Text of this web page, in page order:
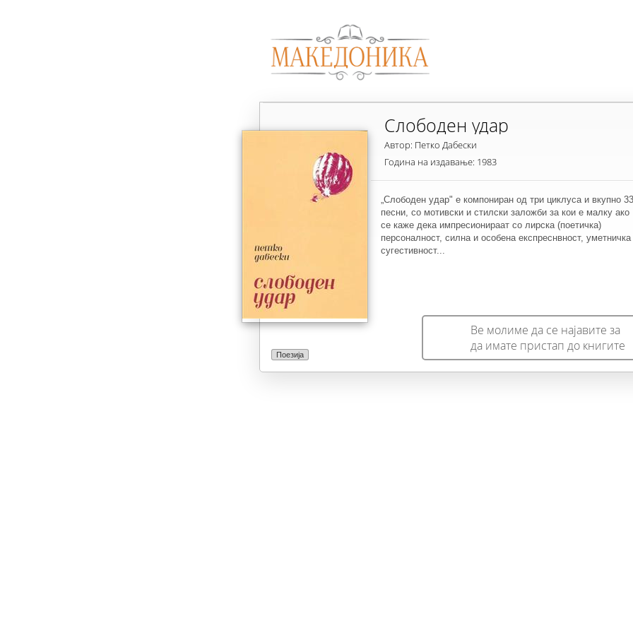
Поезија
Слободен удар
Автор: Петко Дабески
Година на издавање: 1983
„Слободен удар" е компониран од три циклуса и вкупно 33
песни, со мотивски и стилски заложби за кои е малку ако
се каже дека импресионираат со лирска (поетичка)
персоналност, силна и особена експреснвност, уметничка
сугестивност...
Ве молиме да се најавите за
да имате пристап до книгите